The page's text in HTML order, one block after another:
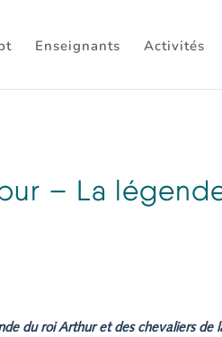
Enseignants Activités
– La
du roi Arthur et des chevaliers de